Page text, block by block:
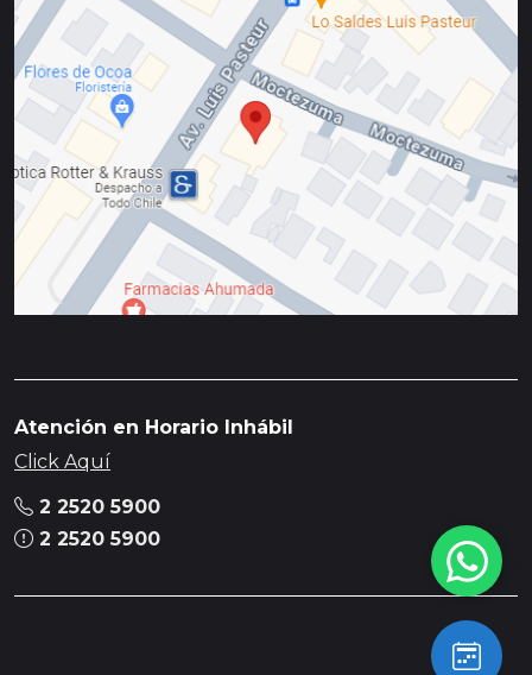
Atención en Horario Inhábil
Click Aquí
2 2520 5900
2 2520 5900